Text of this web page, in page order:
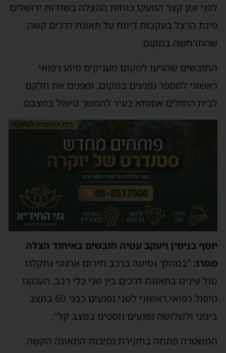
לפני זמן קצר הוזעקו כוחות ההצלה בשדרות ירושלים
פינת הרצל בעקבות דיווח על תאונת דרכים קשה
שהתרחשה במקום.
החובשים שהגיעו למקום מעניקים סיוע רפואי
ראשוני למספר נפגעים במקום, ומפנים את חלקם
לבית החולים אסותא בעיר להמשך טיפול במצבם.
יוסף בנימין ויעקב עטיה חובשים באיחוד הצלה
מסרו: "במהלך נסיעה ברכב חירום ארגוני נתקלנו
מול עינינו בתאונת דרכים בין שני כלי רכב, הענקנו
טיפול רפואי ראשוני לשני נפגעים כבני 60 במצב
בינוני ולשלושה נפגעים נוספים במצב קל".
המשטרה פתחה בחקירת נסיבות התאונה הקשה.